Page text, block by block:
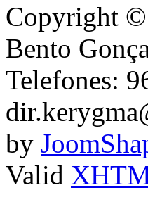
Copyright ©
Bento
Telefones:
by
Valid